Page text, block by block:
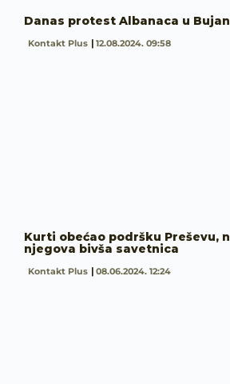
Danas protest Albanaca u
Kontakt Plus 12.08.2024. 09:58
Kurti obećao podršku Preševu,
njegova bivša savetnica
Kontakt Plus 08.06.2024. 12:24